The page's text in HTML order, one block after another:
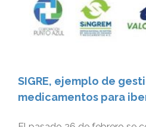
SIGRE, ejemplo de
medicamentos para